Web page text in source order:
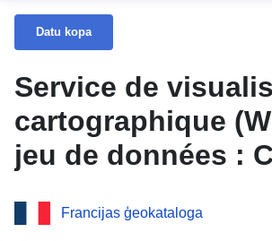
Datu kopa
Service de
cartographique
jeu de données :
sensibilité –
pondérées Non
Francijas ģeokataloga